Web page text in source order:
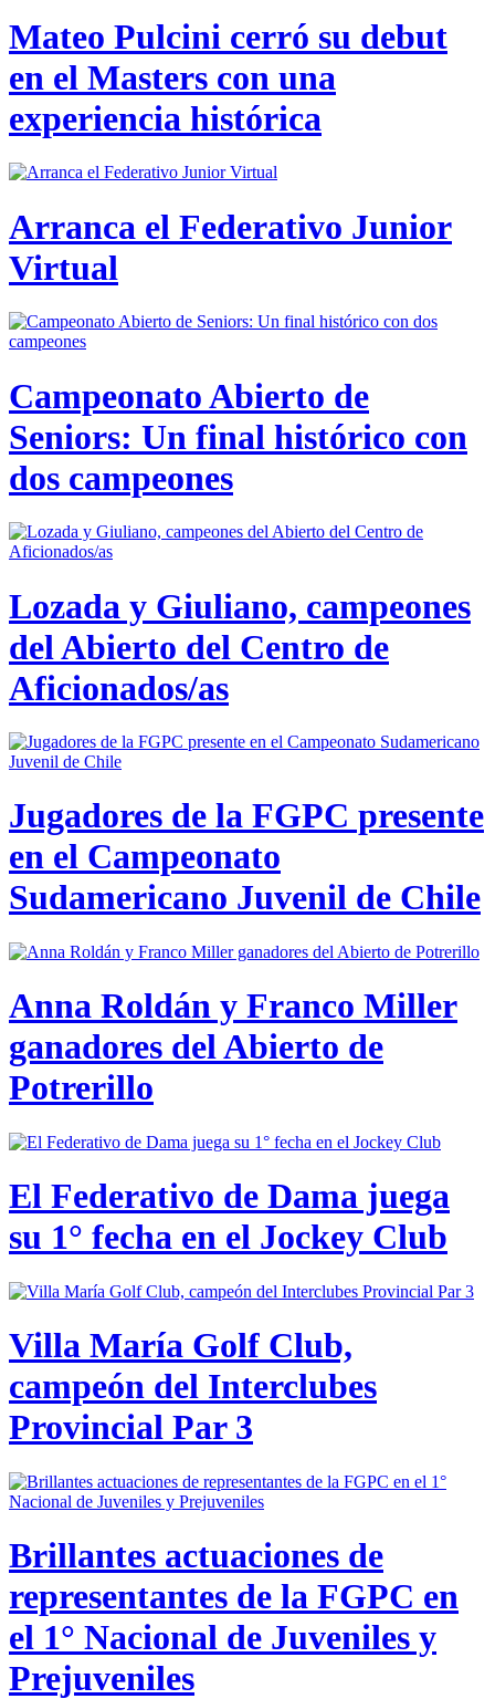
Mateo Pulcini cerró su debut
en el Masters con una
experiencia histórica
Arranca el Federativo Junior
Virtual
Campeonato Abierto de
Seniors: Un final histórico con
dos campeones
Lozada y Giuliano, campeones
del Abierto del Centro de
Aficionados/as
Jugadores de la FGPC presente
en el Campeonato
Sudamericano Juvenil de Chile
Anna Roldán y Franco Miller
ganadores del Abierto de
Potrerillo
El Federativo de Dama juega
su 1° fecha en el Jockey Club
Villa María Golf Club,
campeón del Interclubes
Provincial Par 3
Brillantes actuaciones de
representantes de la FGPC en
el 1° Nacional de Juveniles y
Prejuveniles